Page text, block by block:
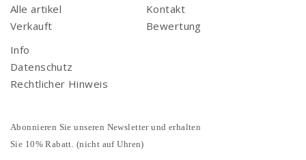
Alle artikel
Verkauft
Kontakt
Bewertung
Info
Datenschutz
Rechtlicher Hinweis
Abonnieren Sie unseren Newsletter und erhalten
Sie 10% Rabatt. (nicht auf Uhren)